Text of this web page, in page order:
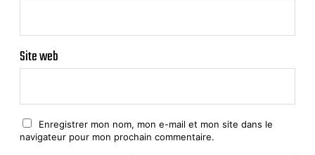
Site web
Enregistrer mon nom, mon e-mail et mon site dans le
navigateur pour mon prochain commentaire.